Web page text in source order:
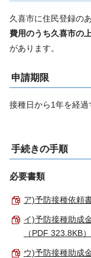
久喜市に住民登録の
費用のうち久喜市の
があります。
申請期限
接種日から1年を経
手続きの手順
必要書類
ア)予防接種依頼
イ)予防接種助成
（PDF 323.8KB）
ウ)予防接種助成